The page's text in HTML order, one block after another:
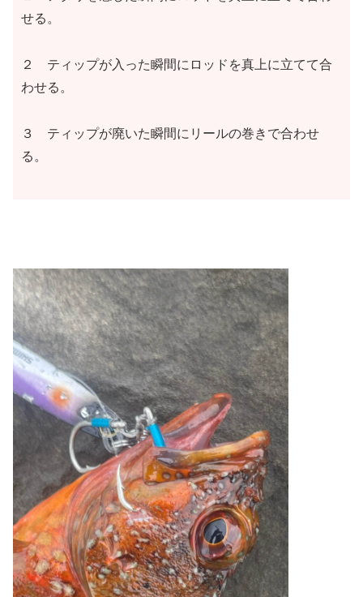
せる。
２ ティップが入った瞬間にロッドを真上に立てて合
わせる。
３ ティップが廃いた瞬間にリールの巻きで合わせ
る。